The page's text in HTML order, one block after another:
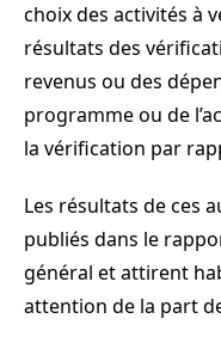
choix des activités à
résultats des
revenus ou des
programme ou de
la vérification par
Les résultats de ces
publiés dans le
général et attirent
attention de la part